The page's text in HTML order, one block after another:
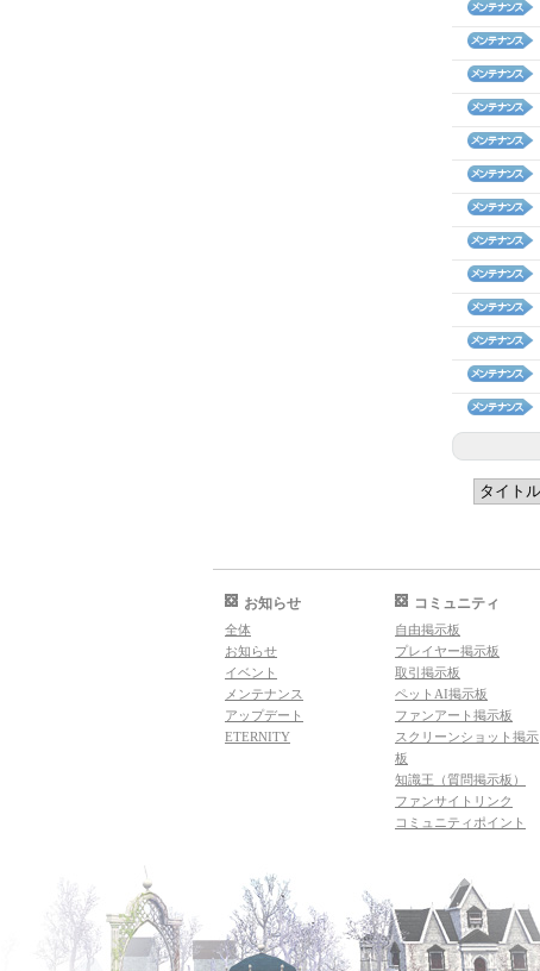
お知らせ
全体
お知らせ
イベント
メンテナンス
アップデート
ETERNITY
コミュニティ
自由掲示板
プレイヤー掲示板
取引掲示板
ペットAI掲示板
ファンアート掲示板
スクリーンショット掲示
板
知識王（質問掲示板）
ファンサイトリンク
コミュニティポイント